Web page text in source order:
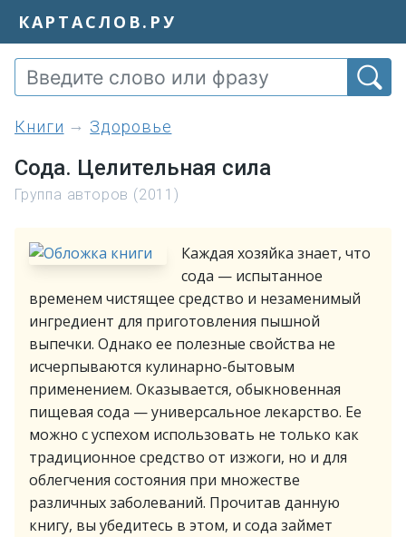
КАРТАСЛОВ.РУ
книги Здоровье
Сода. Целительная сила
Группа авторов (2011)
Каждая хозяйка знает, что
сода — испытанное
временем чистящее средство и незаменимый
ингредиент для приготовления пышной
выпечки. Однако ее полезные свойства не
исчерпываются кулинарно-бытовым
применением. Оказывается, обыкновенная
пищевая сода — универсальное лекарство. Ее
можно с успехом использовать не только как
традиционное средство от изжоги, но и для
облегчения состояния при множестве
различных заболеваний. Прочитав данную
книгу, вы убедитесь в этом, и сода займет